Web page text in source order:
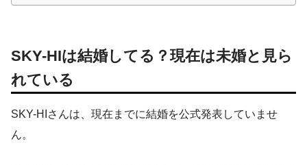
SKY-HIは結婚してる？現在は未婚と見ら
れている
SKY-HIさんは、現在までに結婚を公式発表していませ
ん。